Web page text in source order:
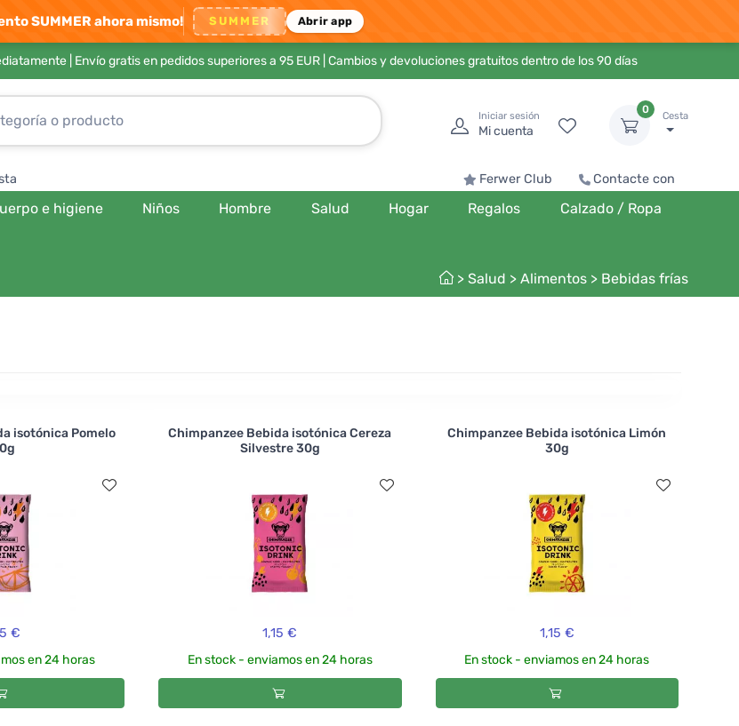
SUMMER ahora mismo! SUMMER Abrir app
| Envío gratis en pedidos superiores a 95 EUR| Cambios y devoluciones gratuitos dentro de los 90 días
Iniciar sesión
Mi cuenta
0
Cesta
Ferwer Club Contacte con
e higiene Niños Hombre Salud Hogar Regalos Calzado / Ropa
> Salud > Alimentos > Bebidas frías
isotónica Pomelo
€
en 24 horas
Chimpanzee Bebida isotónica Cereza
Silvestre 30g
1,15 €
En stock - enviamos en 24 horas
Chimpanzee Bebida isotónica Limón
30g
1,15 €
En stock - enviamos en 24 horas